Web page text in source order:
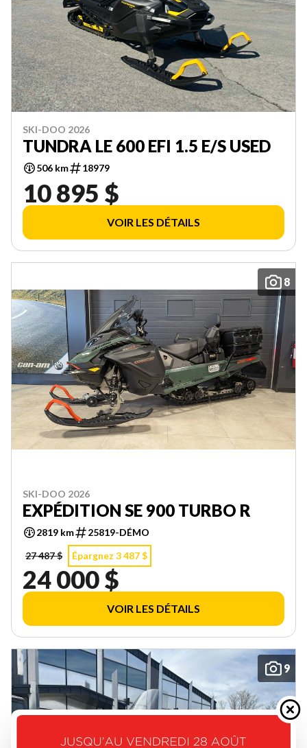
SKI-DOO 2026
TUNDRA LE 600 EFI 1.5 E/S USED
506 km 18979
10 895 $
VOIR LES DÉTAILS
8
SKI-DOO 2026
EXPÉDITION SE 900 TURBO R
2819 km
25819-DÉMO
27 487 $
Épargnez 3 487 $
24 000 $
VOIR LES DÉTAILS
9